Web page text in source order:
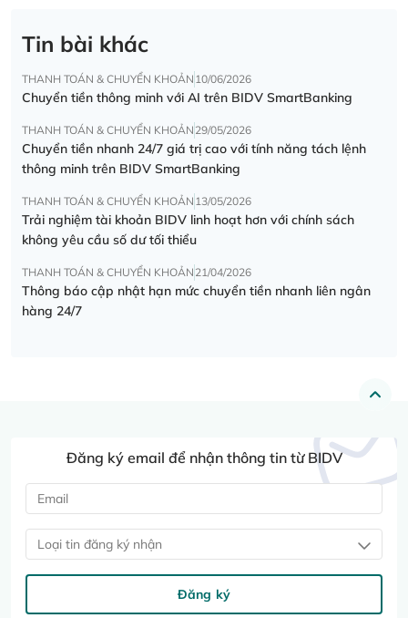
Tin bài khác
THANH TOÁN & CHUYỂN KHOẢN 10/06/2026
Chuyển tiền thông minh với AI trên BIDV SmartBanking
THANH TOÁN & CHUYỂN KHOẢN 29/05/2026
Chuyển tiền nhanh 24/7 giá trị cao với tính năng tách lệnh
thông minh trên BIDV SmartBanking
THANH TOÁN & CHUYỂN KHOẢN 13/05/2026
Trải nghiệm tài khoản BIDV linh hoạt hơn với chính sách
không yêu cầu số dư tối thiểu
THANH TOÁN & CHUYỂN KHOẢN 21/04/2026
Thông báo cập nhật hạn mức chuyển tiền nhanh liên ngân
hàng 24/7
Đăng ký email để nhận thông tin từ BIDV
Loại tin đăng ký nhận
Đăng ký